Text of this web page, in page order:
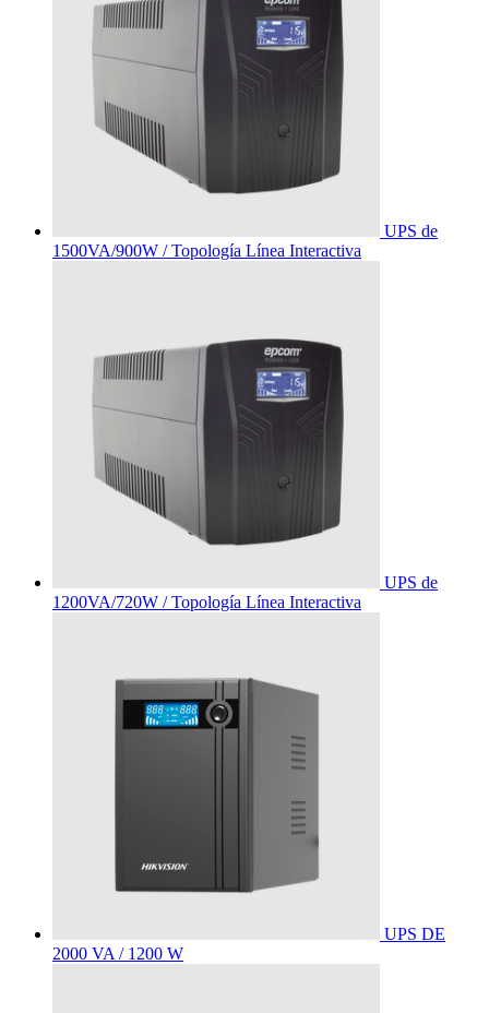
UPS de
1500VA/900W / Topología Línea Interactiva
UPS de
1200VA/720W / Topología Línea Interactiva
UPS DE
2000 VA / 1200 W